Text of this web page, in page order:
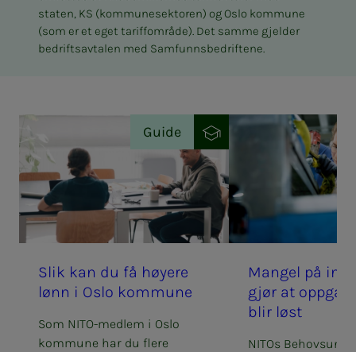
staten, KS (kommunesektoren) og Oslo kommune
(som er et eget tariffområde). Det samme gjelder
bedriftsavtalen med Samfunnsbedriftene.
Slik kan du få høy­e­­re
lønn i Oslo kom­­­mu­­­ne
Som NITO-medlem i Oslo
kommune har du flere
Guide
Man­­­gel på
gjør at
blir løst
NITOs